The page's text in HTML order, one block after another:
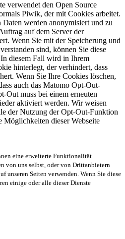
verwendet den Open Source
Piwik, der mit Cookies arbeitet.
werden anonymisiert und zu
auf dem Server der
Wenn Sie mit der Speicherung und
sind, können Sie diese
diesem Fall wird in Ihrem
hinterlegt, der verhindert, dass
Wenn Sie Ihre Cookies löschen,
auch das Matomo Opt-Out-
Out muss bei einem erneuten
aktiviert werden. Wir weisen
der Nutzung der Opt-Out-Funktion
Möglichkeiten dieser Webseite
eine erweiterte Funktionalität
von uns selbst, oder von Drittanbietern
unseren Seiten verwenden. Wenn Sie diese
einige oder alle dieser Dienste